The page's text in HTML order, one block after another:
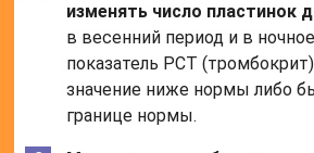
изменять число пластинок
в весенний период и в
показатель PCT
значение ниже нормы либо
границе нормы.